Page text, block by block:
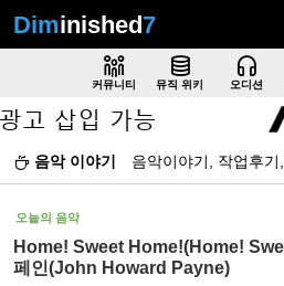
Diminished7
커뮤니티 뮤직 위키 오디션
음악 이야기 음악이야기, 작업후기
오늘의 음악
Home! Sweet Home!(Home!
페인(John Howard Payne)
Sketchbook5, 스
Sketchbook5, 스